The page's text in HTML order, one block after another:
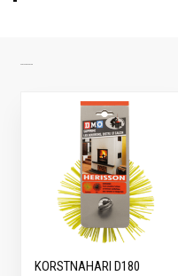
KORSTNAHARI D180